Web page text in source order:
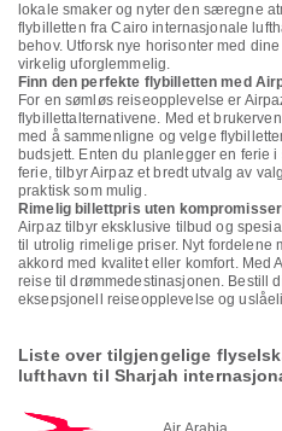
lokale smaker og nyter den særegne
flybilletten fra Cairo internasjonale
behov. Utforsk nye horisonter med
virkelig uforglemmelig.
Finn den perfekte flybilletten med
For en sømløs reiseopplevelse er
flybillettalternativene. Med et
med å sammenligne og velge
budsjett. Enten du planlegger en ferie
ferie, tilbyr Airpaz et bredt utvalg av
praktisk som mulig.
Rimelig billettpris uten kompromisser
Airpaz tilbyr eksklusive tilbud og
til utrolig rimelige priser. Nyt fordelene
akkord med kvalitet eller komfort. Med
reise til drømmedestinasjonen. Bestill
eksepsjonell reiseopplevelse og
Liste over tilgjengelige
lufthavn til Sharjah